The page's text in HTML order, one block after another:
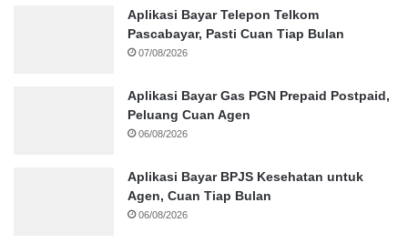
Aplikasi Bayar Telepon Telkom
Pascabayar, Pasti Cuan Tiap Bulan
07/08/2026
Aplikasi Bayar Gas PGN Prepaid Postpaid,
Peluang Cuan Agen
06/08/2026
Aplikasi Bayar BPJS Kesehatan untuk
Agen, Cuan Tiap Bulan
06/08/2026